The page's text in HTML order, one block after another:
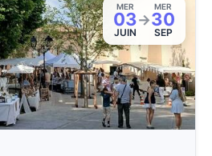
MER
03
JUIN
→
MER
30
SEP